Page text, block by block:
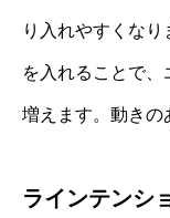
り入れやすくな
を入れることで
増えます。動きの
ラインテンシ